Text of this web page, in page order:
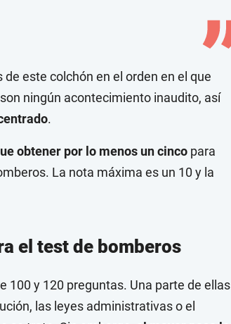
este colchón en el orden en el que
ningún acontecimiento inaudito, así
.
obtener por lo menos un cinco para
La nota máxima es un 10 y la
el test de bomberos
100 y 120 preguntas. Una parte de ellas
las leyes administrativas o el